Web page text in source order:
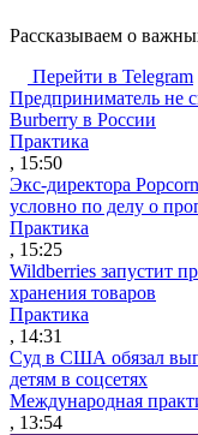
Рассказываем о
Перейти в Telegram
Предприниматель не
Burberry в России
Практика
, 15:50
Экс-директора
условно по делу о
Практика
, 15:25
Wildberries запустит
хранения товаров
Практика
, 14:31
Суд в США обязал
детям в соцсетях
Международная
, 13:54